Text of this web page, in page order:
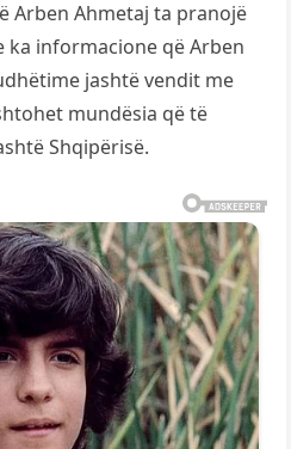
Arben Ahmetaj ta pranojë
ka informacione që Arben
jashtë vendit me
mundësia që të
Shqipërisë.